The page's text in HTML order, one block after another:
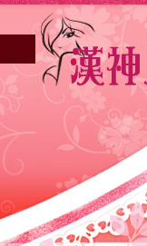
不景氣的年代找不到